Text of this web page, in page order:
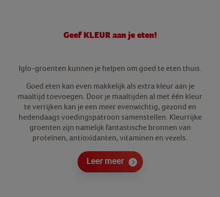
Geef KLEUR aan je eten!
Iglo-groenten kunnen je helpen om goed te eten thuis.
Goed eten kan even makkelijk als extra kleur aan je
maaltijd toevoegen. Door je maaltijden al met één kleur
te verrijken kan je een meer evenwichtig, gezond en
hedendaags voedingspatroon samenstellen. Kleurrijke
groenten zijn namelijk fantastische bronnen van
proteïnen, antioxidanten, vitaminen en vezels.
Leer meer